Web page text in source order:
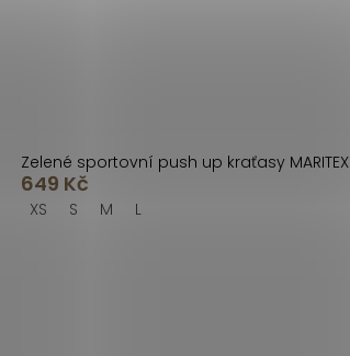
Zelené sportovní push up kraťasy MARITEX
649 Kč
XS S M L